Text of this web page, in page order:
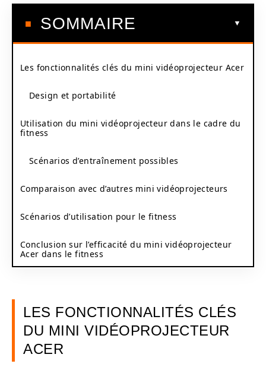
SOMMAIRE
Les fonctionnalités clés du mini vidéoprojecteur Acer
Design et portabilité
Utilisation du mini vidéoprojecteur dans le cadre du
fitness
Scénarios d’entraînement possibles
Comparaison avec d’autres mini vidéoprojecteurs
Scénarios d’utilisation pour le fitness
Conclusion sur l’efficacité du mini vidéoprojecteur
Acer dans le fitness
LES FONCTIONNALITÉS CLÉS
DU MINI VIDÉOPROJECTEUR
ACER